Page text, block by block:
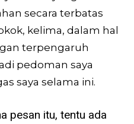
secara terbatas
kelima, dalam hal
terpengaruh
pedoman saya
saya selama ini.
pesan itu, tentu ada